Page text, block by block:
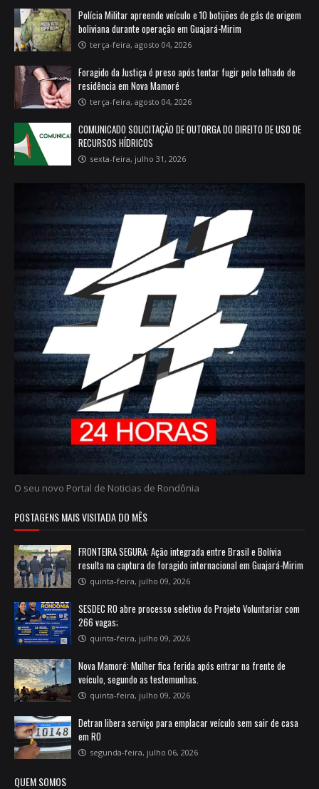
Polícia Militar apreende veículo e 10 botijões de gás de origem
boliviana durante operação em Guajará-Mirim
terça-feira, agosto 04, 2026
Foragido da Justiça é preso após tentar fugir pelo telhado de
residência em Nova Mamoré
terça-feira, agosto 04, 2026
COMUNICADO SOLICITAÇÃO DE OUTORGA DO DIREITO DE USO DE
RECURSOS HÍDRICOS
sexta-feira, julho 31, 2026
O seu novo Portal de Noticias de Rondônia
POSTAGENS MAIS VISITADA DO MÊS
FRONTEIRA SEGURA: Ação integrada entre Brasil e Bolívia
resulta na captura de foragido internacional em Guajará-Mirim
quinta-feira, julho 09, 2026
SESDEC RO abre processo seletivo do Projeto Voluntariar com
266 vagas;
quinta-feira, julho 09, 2026
Nova Mamoré: Mulher fica ferida após entrar na frente de
veículo, segundo as testemunhas.
quinta-feira, julho 09, 2026
Detran libera serviço para emplacar veículo sem sair de casa
em RO
segunda-feira, julho 06, 2026
QUEM SOMOS